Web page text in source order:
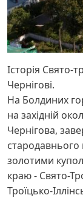
Історія Свято-
Чернігові.
На Болдиних
на західній
Чернігова,
стародавнього
золотими
краю - Свято-
Троїцько-